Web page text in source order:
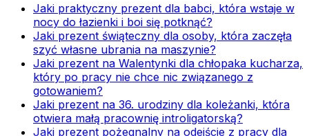
Jaki praktyczny prezent dla babci, która wstaje w
nocy do łazienki i boi się potknąć?
Jaki prezent świąteczny dla osoby, która zaczęła
szyć własne ubrania na maszynie?
Jaki prezent na Walentynki dla chłopaka kucharza,
który po pracy nie chce nic związanego z
gotowaniem?
Jaki prezent na 36. urodziny dla koleżanki, która
otwiera małą pracownię introligatorską?
Jaki prezent pożegnalny na odejście z pracy dla